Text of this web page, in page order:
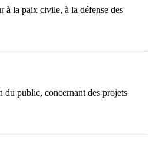
la paix civile, à la défense des
public, concernant des projets